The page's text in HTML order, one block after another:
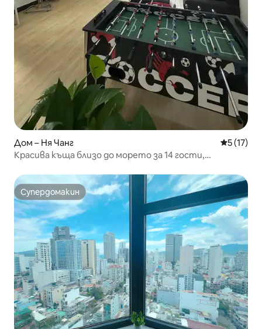
Дом – Ня Чанг Средна
5 (17)
Красива къща близо до морето за 14 гости,
Супердомакин
Супердомакин